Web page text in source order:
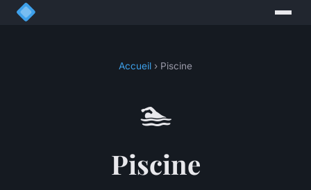
Accueil › Piscine
🏊
Piscine